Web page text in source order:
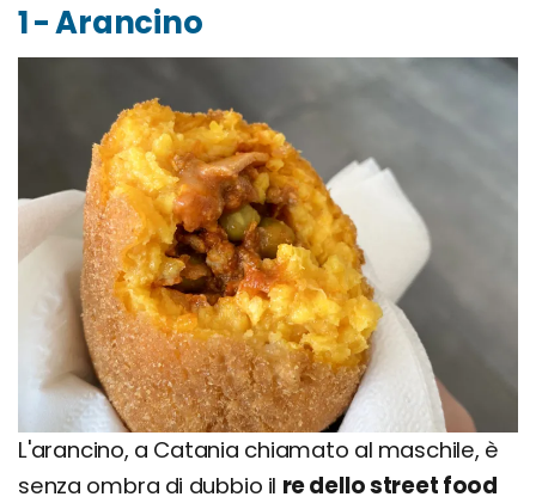
1 - Arancino
L'arancino, a Catania chiamato al maschile, è
senza ombra di dubbio il re dello street food